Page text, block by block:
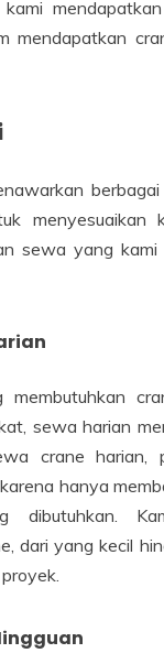
mendapatkan
menyesuaikan
sewa yang
membutuhkan
sewa harian
crane harian,
hanya
dibutuhkan.
dari yang kecil